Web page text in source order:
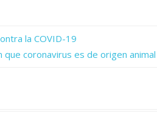
la COVID-19
que coronavirus es de origen animal